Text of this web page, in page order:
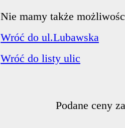
Nie mamy także
Wróć do ul.Lubawska
Wróć do listy ulic
Podane ceny